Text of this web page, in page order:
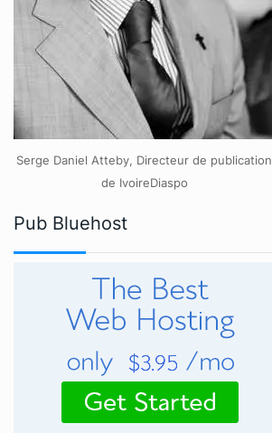
Serge Daniel Atteby, Directeur de publication
de IvoireDiaspo
Pub Bluehost